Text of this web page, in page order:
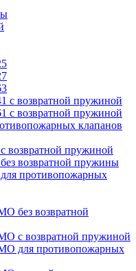
с возвратной пружиной
с возвратной пружиной
клапанов
возвратной пружиной
возвратной пружины
противопожарных
без возвратной
с возвратной пружиной
для противопожарных